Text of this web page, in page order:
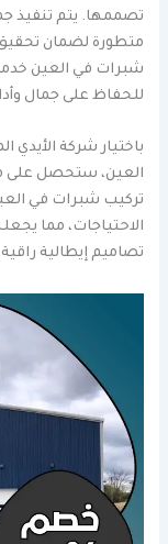
تصممها. يتم تنفيذ
متطورة لضمان تحقيق
شبرات في العين
للحفاظ على جمال
باختيار شركة الأيدي
العين، ستحصل على
تركيب شبرات في
الاحتياجات، مما
تصاميم إيطالية راقية.